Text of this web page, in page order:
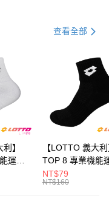
查看全部
】
運動
【LOTTO 義大
TOP 8 專業機能
襪-加大款(黑/白-
LT9CMW8300)
NT$79
NT$160